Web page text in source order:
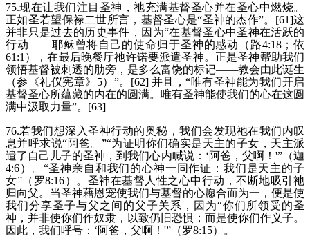
75.现在让我们注目圣神，祂充满基督圣心并在圣心中燃烧。
正如圣若望保禄二世所言，基督圣心是“圣神的杰作”。[61]这
并非只是过去的历史事件，因为“在基督圣心中圣神在活跃的
行动——耶稣曾将自己的使命归于圣神的感动（路4:18；依
61:1），在最后晚餐厅祂许诺要派遣圣神。正是圣神帮助我们
领悟基督被刺透的肋旁，是多么富饶的标记——教会由此诞生
（参《礼仪宪章》5）”。[62] 并且，“唯有圣神能为我们开启
基督圣心所蕴藏的内在的圆满。唯有圣神能使我们的心在这圆
满中汲取力量”。[63]
76.若我们想深入圣神行动的奥秘，我们会发现祂在我们内叹
息并呼求说“阿爸。”“为证明你们确实是天主的子女，天主派
遣了自己儿子的圣神，到我们心内喊说：‘阿爸，父啊！'”（迦
4:6）。“圣神亲自和我们的心神一同作证：我们是天主的子
女”（罗8:16）。圣神在基督人性之心中行动，不断地吸引祂
归向父。当圣神藉恩宠使我们与基督的心愿合而为一，便是使
我们分享圣子与父之间的父子关系，因为“你们所领受的圣
神，并非使你们作奴隶，以致仍旧恐惧；而是使你们作义子。
因此，我们呼号：‘阿爸，父啊！'”（罗8:15）。